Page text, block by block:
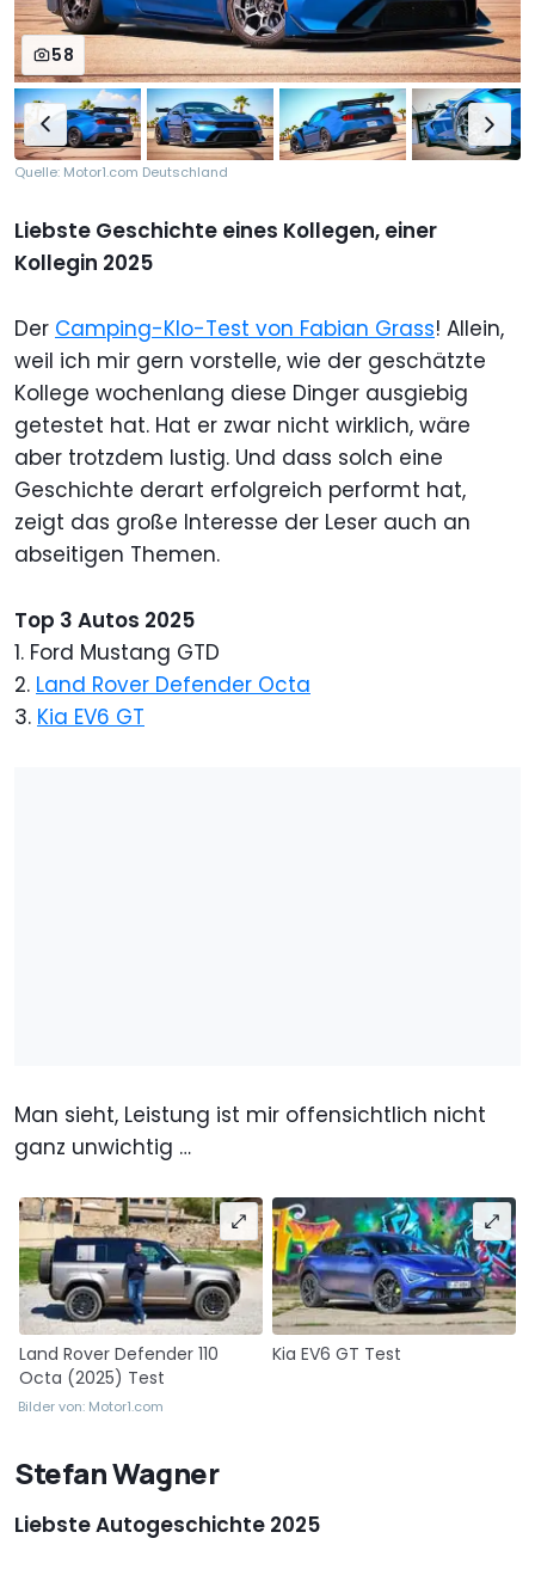
58
Quelle: Motor1.com Deutschland
Liebste Geschichte eines Kollegen, einer
Kollegin 2025
Der Camping-Klo-Test von Fabian Grass! Allein,
weil ich mir gern vorstelle, wie der geschätzte
Kollege wochenlang diese Dinger ausgiebig
getestet hat. Hat er zwar nicht wirklich, wäre
aber trotzdem lustig. Und dass solch eine
Geschichte derart erfolgreich performt hat,
zeigt das große Interesse der Leser auch an
abseitigen Themen.
Top 3 Autos 2025
1. Ford Mustang GTD
2. Land Rover Defender Octa
3. Kia EV6 GT
Man sieht, Leistung ist mir offensichtlich nicht
ganz unwichtig …
Land Rover Defender 110
Octa (2025) Test
Kia EV6 GT Test
Bilder von: Motor1.com
Stefan Wagner
Liebste Autogeschichte 2025